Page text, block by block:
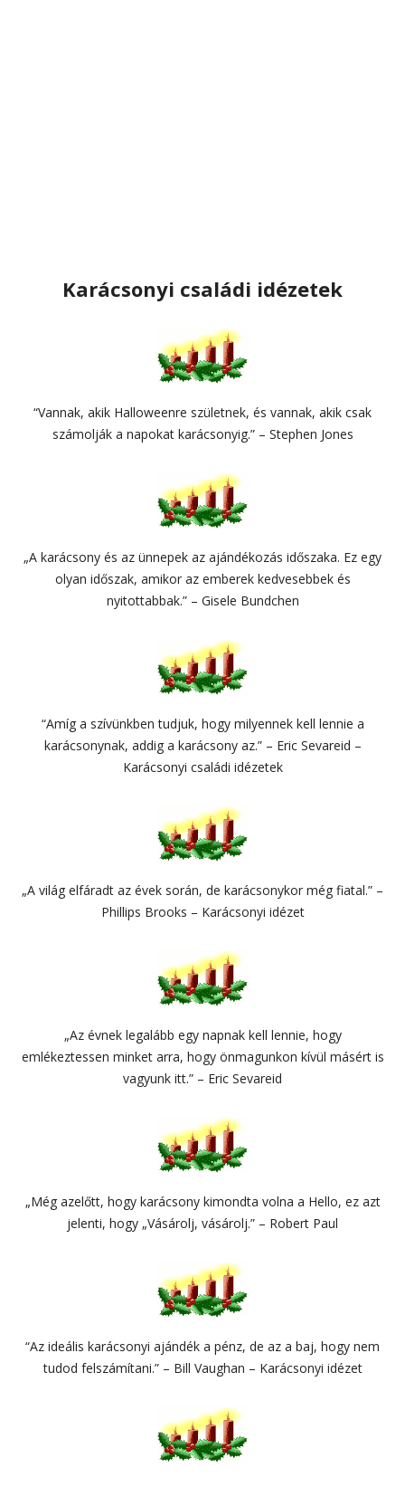
Karácsonyi családi idézetek
“Vannak, akik Halloweenre születnek, és vannak, akik csak
számolják a napokat karácsonyig.” – Stephen Jones
„A karácsony és az ünnepek az ajándékozás időszaka. Ez egy
olyan időszak, amikor az emberek kedvesebbek és
nyitottabbak.” – Gisele Bundchen
“Amíg a szívünkben tudjuk, hogy milyennek kell lennie a
karácsonynak, addig a karácsony az.” – Eric Sevareid –
Karácsonyi családi idézetek
„A világ elfáradt az évek során, de karácsonykor még fiatal.” –
Phillips Brooks – Karácsonyi idézet
„Az évnek legalább egy napnak kell lennie, hogy
emlékeztessen minket arra, hogy önmagunkon kívül másért is
vagyunk itt.” – Eric Sevareid
„Még azelőtt, hogy karácsony kimondta volna a Hello, ez azt
jelenti, hogy „Vásárolj, vásárolj.” – Robert Paul
“Az ideális karácsonyi ajándék a pénz, de az a baj, hogy nem
tudod felszámítani.” – Bill Vaughan – Karácsonyi idézet